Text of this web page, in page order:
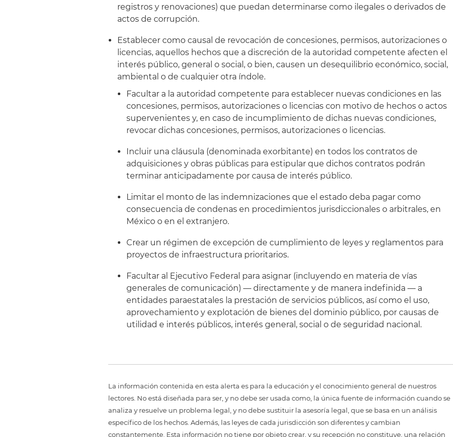
registros y renovaciones) que puedan determinarse como ilegales o derivados de
actos de corrupción.
Establecer como causal de revocación de concesiones, permisos, autorizaciones o
licencias, aquellos hechos que a discreción de la autoridad competente afecten el
interés público, general o social, o bien, causen un desequilibrio económico, social,
ambiental o de cualquier otra índole.
Facultar a la autoridad competente para establecer nuevas condiciones en las
concesiones, permisos, autorizaciones o licencias con motivo de hechos o actos
supervenientes y, en caso de incumplimiento de dichas nuevas condiciones,
revocar dichas concesiones, permisos, autorizaciones o licencias.
Incluir una cláusula (denominada exorbitante) en todos los contratos de
adquisiciones y obras públicas para estipular que dichos contratos podrán
terminar anticipadamente por causa de interés público.
Limitar el monto de las indemnizaciones que el estado deba pagar como
consecuencia de condenas en procedimientos jurisdiccionales o arbitrales, en
México o en el extranjero.
Crear un régimen de excepción de cumplimiento de leyes y reglamentos para
proyectos de infraestructura prioritarios.
Facultar al Ejecutivo Federal para asignar (incluyendo en materia de vías
generales de comunicación) — directamente y de manera indefinida — a
entidades paraestatales la prestación de servicios públicos, así como el uso,
aprovechamiento y explotación de bienes del dominio público, por causas de
utilidad e interés públicos, interés general, social o de seguridad nacional.
La información contenida en esta alerta es para la educación y el conocimiento general de nuestros
lectores. No está diseñada para ser, y no debe ser usada como, la única fuente de información cuando se
analiza y resuelve un problema legal, y no debe sustituir la asesoría legal, que se basa en un análisis
específico de los hechos. Además, las leyes de cada jurisdicción son diferentes y cambian
constantemente. Esta información no tiene por objeto crear, y su recepción no constituye, una relación